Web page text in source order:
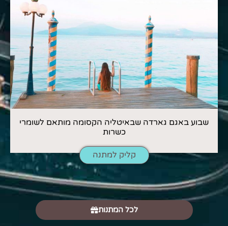
שבוע באגם גארדה שבאיטליה הקסומה מותאם לשומרי
כשרות
קליק למתנה
לכל המתנות